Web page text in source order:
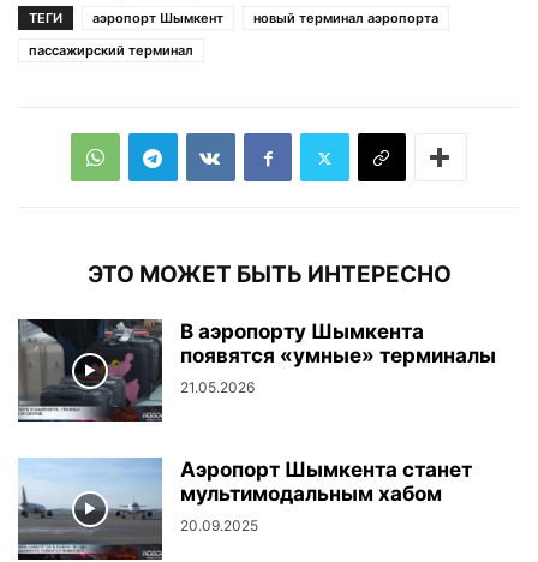
ТЕГИ
аэропорт Шымкент
новый терминал аэропорта
пассажирский терминал
ЭТО МОЖЕТ БЫТЬ ИНТЕРЕСНО
В аэропорту Шымкента
появятся «умные» терминалы
21.05.2026
Аэропорт Шымкента станет
мультимодальным хабом
20.09.2025